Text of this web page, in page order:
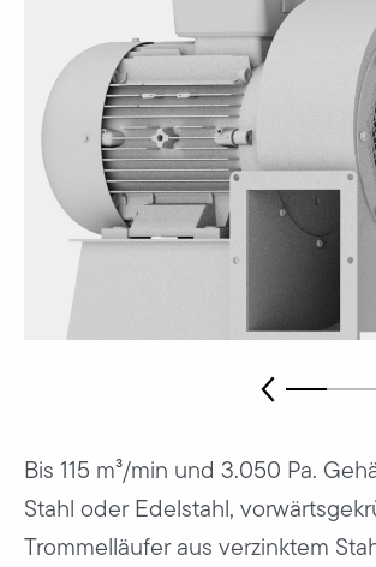
Bis 115 m³/min und 3.050 Pa.
Stahl oder Edelstahl,
Trommelläufer aus verzinktem